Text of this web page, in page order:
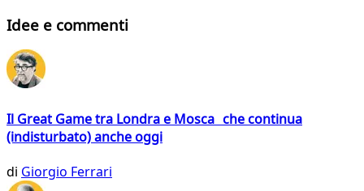
Idee e commenti
Il Great Game tra Londra e Mosca che continua
(indisturbato) anche oggi
di Giorgio Ferrari